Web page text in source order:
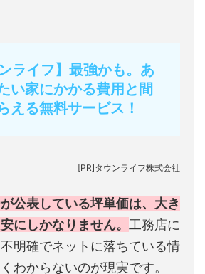
ライフ】最強かも。あ
い家にかかる費用と間
える無料サービス！
[PR]タウンライフ株式会社
公表している坪単価は、大き
にしかなりません。 工務店に
明確でネットに落ちている情
わからないのが現実です。